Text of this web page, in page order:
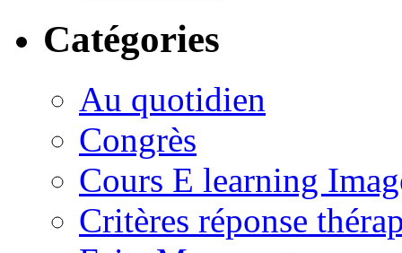
Catégories
Au quotidien
Congrès
Cours E learning
Critères réponse